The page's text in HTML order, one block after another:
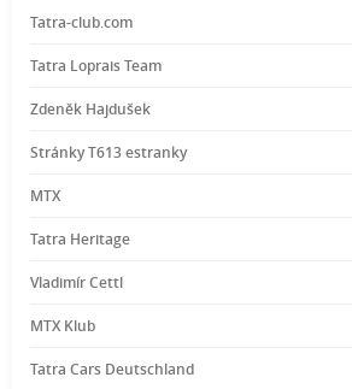
Tatra-club.com
Tatra Loprais Team
Zdeněk Hajdušek
Stránky T613 estranky
MTX
Tatra Heritage
Vladimír Cettl
MTX Klub
Tatra Cars Deutschland